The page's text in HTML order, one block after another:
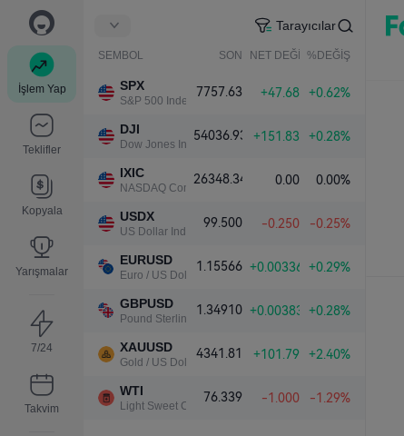
İşlem Yap
Teklifler
Kopyala
Yarışmalar
7/24
Takvim
Tarayıcılar
SEMBOL SON NET DEĞİŞ.%DEĞİŞ.
SPX
S&P 500 Index
7757.63 +47.68 +0.62%
DJI
Dow Jones Industrial Average
54036.93 +151.83 +0.28%
IXIC
NASDAQ Composite Index
26348.34 0.00 0.00%
USDX
US Dollar Index
99.500 -0.250 -0.25%
EURUSD
Euro / US Dollar
1.15566 +0.00336 +0.29%
GBPUSD
Pound Sterling / US Dollar
1.34910 +0.00383 +0.28%
XAUUSD
Gold / US Dollar
4341.81 +101.79 +2.40%
WTI
Light Sweet Crude Oil
76.339 -1.000 -1.29%